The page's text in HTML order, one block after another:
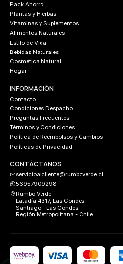
Pack Ahorro
Plantas y Hierbas
Vitaminas y Suplementos
Alimentos Naturales
Estilo de Vida
Bebidas Naturales
Cosmética Natural
Hogar
INFORMACIÓN
Contacto
Condiciones Despacho
Preguntas Frecuentes
Términos y Condiciones
Política de Reembolsos y Cambios
Políticas de Privacidad
CONTÁCTANOS
servicioalcliente@rumboverde.cl
56957909298
Rumbo Verde
Latadía 4317, Las Condes
Santiago - Las Condes
Región Metropolitana - Chile